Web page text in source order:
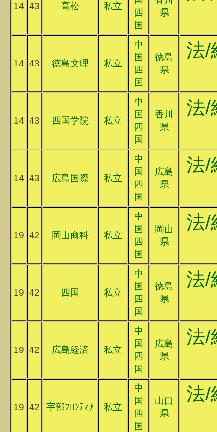
14 43 高松 私立
四
国
県
14 43 徳島文理 私立
中
国
四
国
徳島
県
法/
14 43 四国学院 私立
中
国
四
国
香川
県
法/
14 43 広島国際 私立
中
国
四
国
広島
県
法/
19 42 岡山商科 私立
中
国
四
国
岡山
県
法/
19 42 四国 私立
中
国
四
国
徳島
県
法/
19 42 広島経済 私立
中
国
四
国
広島
県
法/
19 42 宇部ﾌﾛﾝﾃｨｱ 私立
中
国
四
国
山口
県
法/